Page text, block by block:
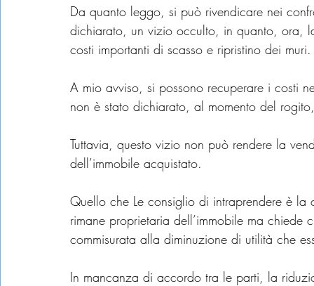
Da quanto leggo, si può rivendicare nei
dichiarato, un vizio occulto, in quanto, ora,
costi importanti di scasso e ripristino dei muri.
A mio avviso, si possono recuperare i costi
non è stato dichiarato, al momento del
Tuttavia, questo vizio non può rendere la
dell’immobile acquistato.
Quello che Le consiglio di intraprendere è
rimane proprietaria dell’immobile ma
commisurata alla diminuzione di utilità che
In mancanza di accordo tra le parti, la